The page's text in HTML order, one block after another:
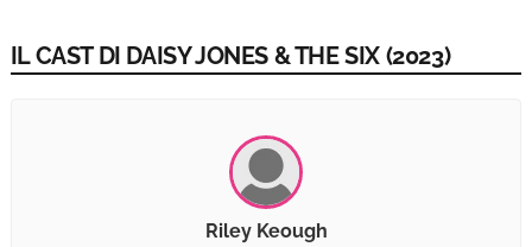
IL CAST DI DAISY JONES & THE SIX (2023)
Riley Keough